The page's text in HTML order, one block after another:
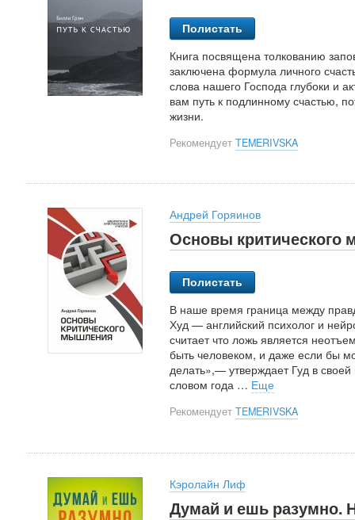
Полистать
Книга посвящена толкованию
заключена формула личного
слова нашего Господа глубоки и
вам путь к подлинному счастью,
жизни.
Рекомендует TEMERIVSKA
Андрей Горяинов
Основы
Полистать
В наше время граница между
Худ — английский психолог и
считает что ложь является
быть человеком, и даже если бы
делать»,— утверждает Гуд в
словом года … Еще
Рекомендует TEMERIVSKA
Кэролайн Лиф
Думай и ешь разумно.